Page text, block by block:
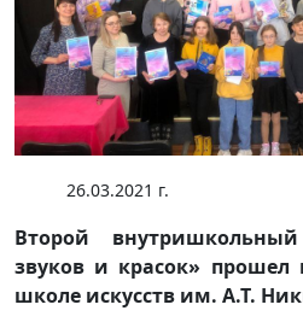
26.03.2021 г.
Второй
звуков и красок» прошел
школе искусств им. А.Т.